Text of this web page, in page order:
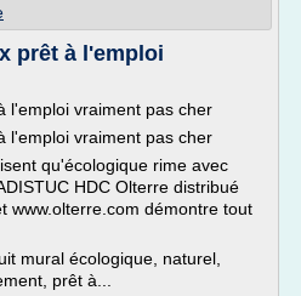
prêt à l'emploi
l'emploi vraiment pas cher
l'emploi vraiment pas cher
qu'écologique rime avec
HDC Olterre distribué
www.olterre.com démontre tout
mural écologique, naturel,
prêt à...